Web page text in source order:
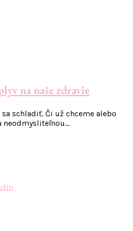
na naše zdravie
schladiť. Či už chceme alebo
neodmysliteľnou…